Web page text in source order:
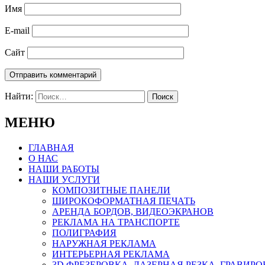
Имя
E-mail
Сайт
Найти:
МЕНЮ
ГЛАВНАЯ
О НАС
НАШИ РАБОТЫ
НАШИ УСЛУГИ
КОМПОЗИТНЫЕ ПАНЕЛИ
ШИРОКОФОРМАТНАЯ ПЕЧАТЬ
АРЕНДА БОРДОВ, ВИДЕОЭКРАНОВ
РЕКЛАМА НА ТРАНСПОРТЕ
ПОЛИГРАФИЯ
НАРУЖНАЯ РЕКЛАМА
ИНТЕРЬЕРНАЯ РЕКЛАМА